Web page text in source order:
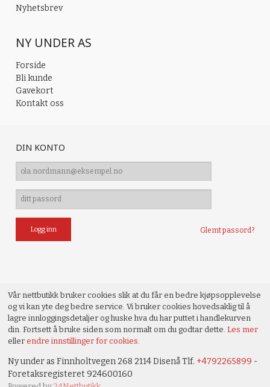
Nyhetsbrev
NY UNDER AS
Forside
Bli kunde
Gavekort
Kontakt oss
DIN KONTO
Glemt passord?
Vår nettbutikk bruker cookies slik at du får en bedre kjøpsopplevelse
og vi kan yte deg bedre service. Vi bruker cookies hovedsaklig til å
lagre innloggingsdetaljer og huske hva du har puttet i handlekurven
din. Fortsett å bruke siden som normalt om du godtar dette.Les mer
ellerendre innstillinger for cookies.
Ny under as Finnholtvegen 268 2114 Disenå Tlf. +4792265899 -
Foretaksregisteret 924600160